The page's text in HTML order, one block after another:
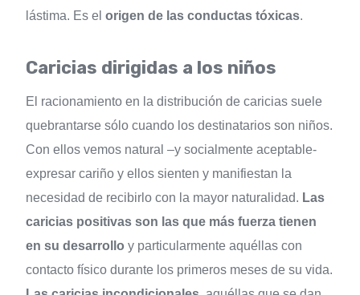
lástima. Es el origen de las conductas tóxicas.
Caricias dirigidas a los niños
El racionamiento en la distribución de caricias suele
quebrantarse sólo cuando los destinatarios son niños.
Con ellos vemos natural –y socialmente aceptable-
expresar cariño y ellos sienten y manifiestan la
necesidad de recibirlo con la mayor naturalidad. Las
caricias positivas son las que más fuerza tienen
en su desarrollo y particularmente aquéllas con
contacto físico durante los primeros meses de su vida.